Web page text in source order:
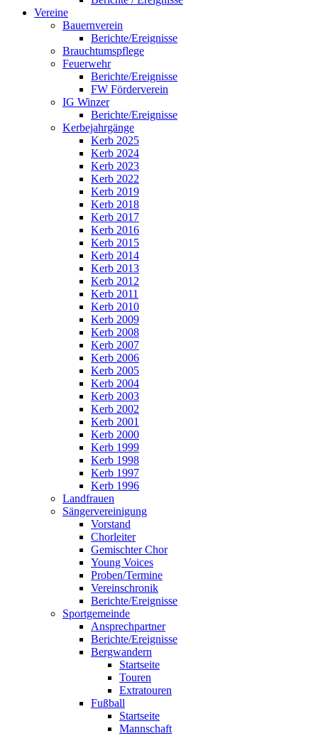
Vereine
Bauernverein
Berichte/Ereignisse
Brauchtumspflege
Feuerwehr
Berichte/Ereignisse
FW Förderverein
IG Winzer
Berichte/Ereignisse
Kerbejahrgänge
Kerb 2025
Kerb 2024
Kerb 2023
Kerb 2022
Kerb 2019
Kerb 2018
Kerb 2017
Kerb 2016
Kerb 2015
Kerb 2014
Kerb 2013
Kerb 2012
Kerb 2011
Kerb 2010
Kerb 2009
Kerb 2008
Kerb 2007
Kerb 2006
Kerb 2005
Kerb 2004
Kerb 2003
Kerb 2002
Kerb 2001
Kerb 2000
Kerb 1999
Kerb 1998
Kerb 1997
Kerb 1996
Landfrauen
Sängervereinigung
Vorstand
Chorleiter
Gemischter Chor
Young Voices
Proben/Termine
Vereinschronik
Berichte/Ereignisse
Sportgemeinde
Ansprechpartner
Berichte/Ereignisse
Bergwandern
Startseite
Touren
Extratouren
Fußball
Startseite
Mannschaft